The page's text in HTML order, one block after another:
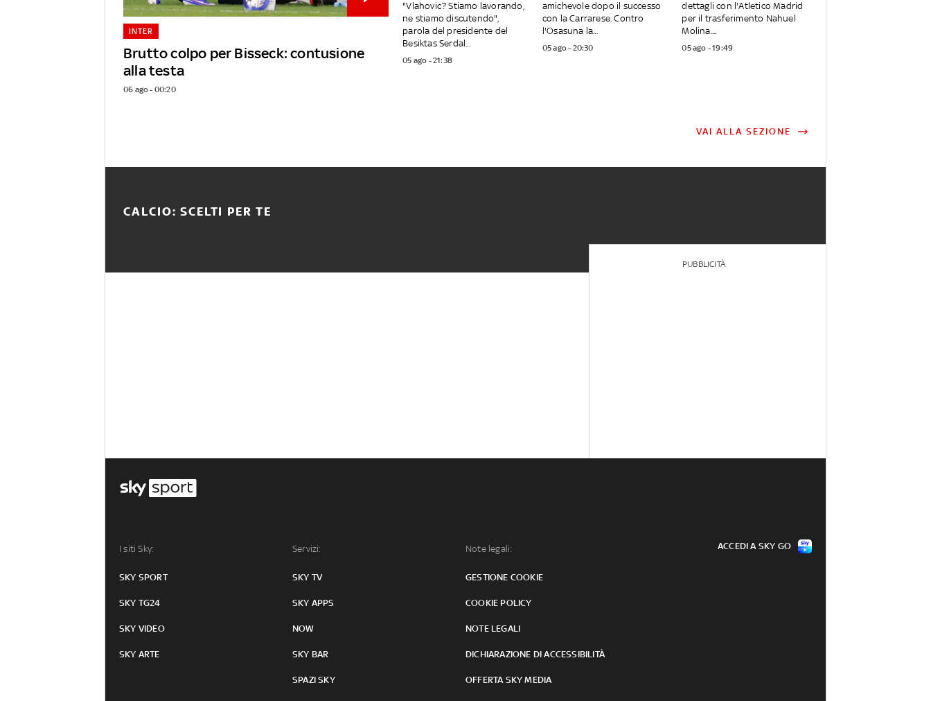
Brutto colpo per Bisseck: contusione
alla testa
INTER
06 ago - 00:20
"Vlahovic? Stiamo lavorando,
ne stiamo discutendo",
parola del presidente del
Besiktas Serdal...
05 ago - 21:38
amichevole dopo il successo
con la Carrarese. Contro
l'Osasuna la...
05 ago - 20:30
dettagli con l'Atletico Madrid
per il trasferimento Nahuel
Molina....
05 ago - 19:49
VAI ALLA SEZIONE
CALCIO: SCELTI PER TE
PUBBLICITÀ
I siti Sky:
SKY SPORT
SKY TG24
SKY VIDEO
SKY ARTE
Servizi:
SKY TV
SKY APPS
NOW
SKY BAR
SPAZI SKY
Note legali:
GESTIONE COOKIE
COOKIE POLICY
NOTE LEGALI
DICHIARAZIONE DI ACCESSIBILITÀ
OFFERTA SKY MEDIA
ACCEDI A SKY GO